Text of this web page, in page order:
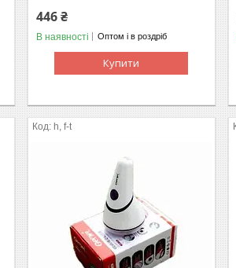
446 ₴
В наявності Оптом і в роздріб
Купити
h, f-t